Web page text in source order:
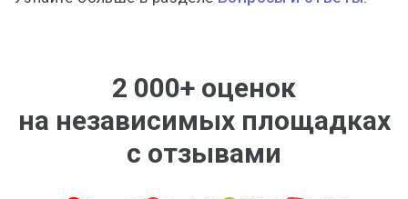
2 000+ оценок
на независимых площадках
с отзывами